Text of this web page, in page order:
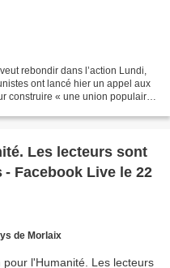
rebondir dans l’action Lundi,
ont lancé hier un appel aux
construire « une union populaire
Les lecteurs sont
Facebook Live le 22
de Morlaix